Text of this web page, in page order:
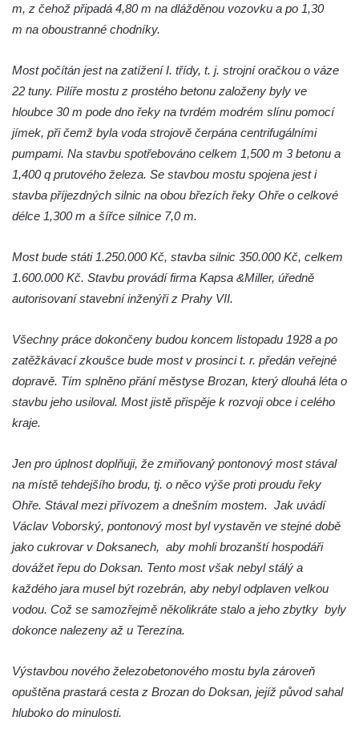
Silniční most nad železniční tratí u Žďáru
Nový silniční most na silnici 16 v Mělníku
Duchcovský viadukt
Silniční most přes Bouřlivec v Želénkách
Železniční most přes Jizeru u Dolní Dušnice
Kamenný zámecký most přes Ploučnici v
Mimoni
Kamenný most přes Radbuzu v Dobřanech
Železniční most přes Mohelku v Rychnově
u Jablonce nad Nisou
Kamenný most přes Bílinu ve Lbíně
trať z ulice Na Hamrech v Krupce
Silniční most přes Ohři jižně od Křesína
Silniční most přes Ohři ve Vršovicích u Loun
Charlottin most přes Mlýnský potok v
zámeckém parku Veltrusy
Masarykův most v Kralupech nad Vltavou
Krytý dřevěný silniční most přes Ohři v
Zastřešená lávka v Čermákových sadech v
Rakovníku
Tyršův most přes Labe v Litoměřicích
Silniční most přes Ohři mezi Doksany a
Brozany nad Ohří
m, z čehož připadá 4,80 m na dlážděnou vozovku a po 1,30
m na oboustranné chodníky.
Most počítán jest na zatížení I. třídy, t. j. strojní oračkou o váze
22 tuny. Pilíře mostu z prostého betonu založeny byly ve
hloubce 30 m pode dno řeky na tvrdém modrém slínu pomocí
jímek, při čemž byla voda strojově čerpána centrifugálními
pumpami. Na stavbu spotřebováno celkem 1,500 m 3 betonu a
1,400 q prutového železa. Se stavbou mostu spojena jest i
stavba příjezdných silnic na obou březích řeky Ohře o celkové
délce 1,300 m a šířce silnice 7,0 m.
Most bude státi 1.250.000 Kč, stavba silnic 350.000 Kč, celkem
1.600.000 Kč. Stavbu provádí firma Kapsa &Miller, úředně
autorisovaní stavební inženýři z Prahy VII.
Všechny práce dokončeny budou koncem listopadu 1928 a po
zatěžkávací zkoušce bude most v prosinci t. r. předán veřejné
dopravě. Tím splněno přání městyse Brozan, který dlouhá léta o
stavbu jeho usiloval. Most jistě přispěje k rozvoji obce i celého
kraje.
Jen pro úplnost doplňuji, že zmiňovaný pontonový most stával
na místě tehdejšího brodu, tj. o něco výše proti proudu řeky
Ohře. Stával mezi přívozem a dnešním mostem. Jak uvádí
Václav Voborský, pontonový most byl vystavěn ve stejné době
jako cukrovar v Doksanech, aby mohli brozanští hospodáři
dovážet řepu do Doksan. Tento most však nebyl stálý a
každého jara musel být rozebrán, aby nebyl odplaven velkou
vodou. Což se samozřejmě několikráte stalo a jeho zbytky byly
dokonce nalezeny až u Terezína.
Výstavbou nového železobetonového mostu byla zároveň
opuštěna prastará cesta z Brozan do Doksan, jejíž původ sahal
hluboko do minulosti.